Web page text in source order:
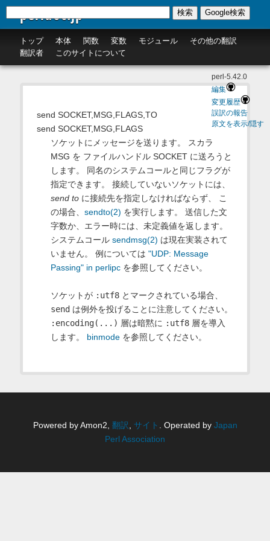
perldoc.jp
トップ 本体 関数 変数 モジュール
その他の翻訳
翻訳者
このサイトについて
検索 Google検索
perl-5.42.0
編集
変更履歴
誤訳の報告
原文を表示/隠す
send SOCKET,MSG,FLAGS,TO
send SOCKET,MSG,FLAGS
ソケットにメッセージを送ります。 スカラ
MSG を ファイルハンドル SOCKET に送ろうと
します。 同名のシステムコールと同じフラグが
指定できます。 接続していないソケットには、
send toに接続先を指定しなければならず、 こ
の場合、 sendto(2) を実行します。 送信した文
字数か、エラー時には、未定義値を返します。
システムコール sendmsg(2) は現在実装されて
いません。 例については "UDP: Message
Passing" in perlipcを参照してください。
ソケットが :utf8とマークされている場合、
send は例外を投げることに注意してください。
:encoding(...) 層は暗黙に :utf8層を導入
します。 binmodeを参照してください。
Powered by Amon2, 翻訳, サイト . Operated by Japan
Perl Association